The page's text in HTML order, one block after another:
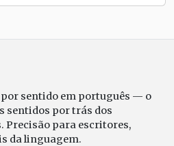
sentido em português — o
sentidos por trás dos
Precisão para escritores,
da linguagem.